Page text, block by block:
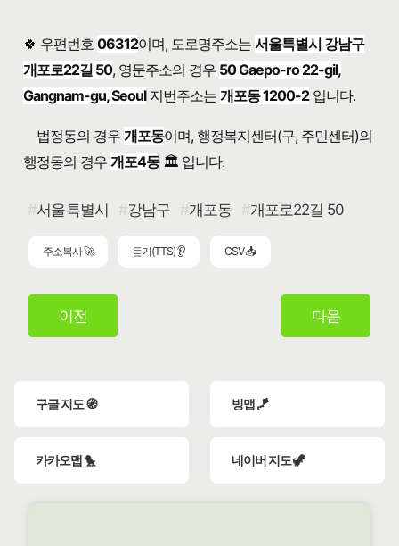
🍀 우편번호 06312이며, 도로명주소는서울특별시 강남구
개포로22길 50, 영문주소의 경우 50 Gaepo-ro 22-gil,
Gangnam-gu, Seoul지번주소는개포동 1200-2입니다.
법정동의 경우 개포동이며, 행정복지센터(구, 주민센터)의
행정동의 경우 개포4동🏛️ 입니다.
서울특별시 강남구 개포동 개포로22길 50
주소복사 🚀 듣기(TTS) 👂 CSV 📥
이전 다음
구글 지도 🧭 빙맵 🪁
카카오맵 🐤 네이버 지도 🦖